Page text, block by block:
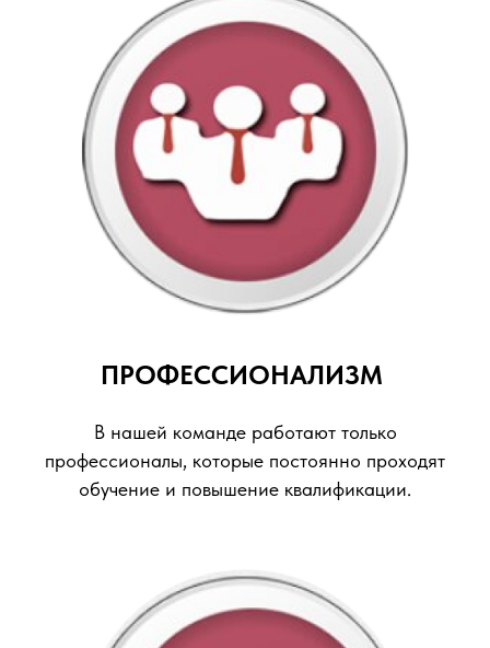
ПРОФЕССИОНАЛИЗМ
В нашей команде работают только
профессионалы, которые постоянно проходят
обучение и повышение квалификации.